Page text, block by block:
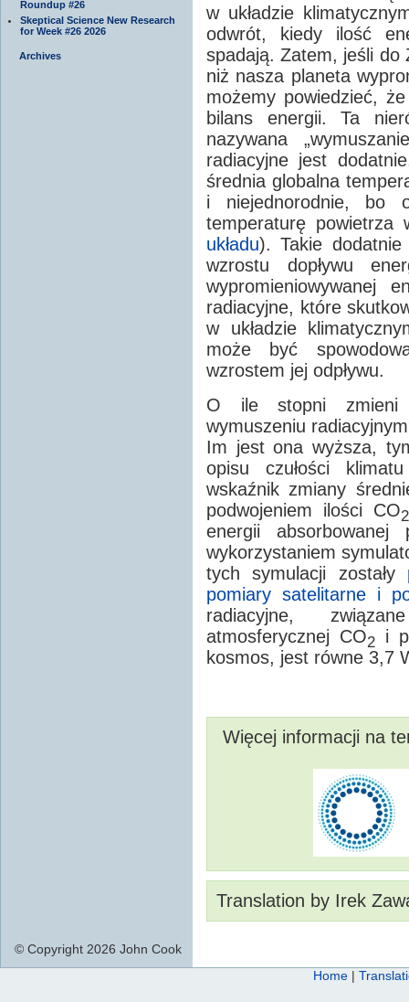
Roundup #26
Skeptical Science New Research
for Week #26 2026
Archives
w układzie
odwrót, kiedy ilość
spadają. Zatem, jeśli do
niż nasza planeta
możemy powiedzieć,
bilans energii. Ta
nazywana
radiacyjne jest
średnia globalna
i niejednorodnie, bo
temperaturę powietrza
układu). Takie
wzrostu dopływu
wypromieniowywanej
radiacyjne, które
w układzie
może być
wzrostem jej odpływu.
O ile stopni zmieni
wymuszeniu
Im jest ona wyższa,
opisu czułości
wskaźnik zmiany
podwojeniem ilości CO2
energii absorbowanej
wykorzystaniem
tych symulacji zostały
pomiary satelitarne i
radiacyjne,
atmosferycznej CO2 i
kosmos, jest równe 3,7
Więcej informacji na
Translation by Irek
© Copyright 2026 John Cook
Home |